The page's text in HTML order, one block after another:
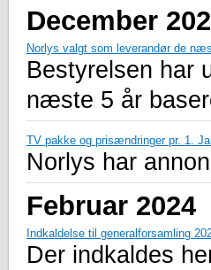
December
Norlys valgt som leverandør de
Bestyrelsen har
næste 5 år
TV pakke og prisændringer pr. 1.
Norlys har
Februar 2024
Indkaldelse til generalforsamling
Der indkaldes